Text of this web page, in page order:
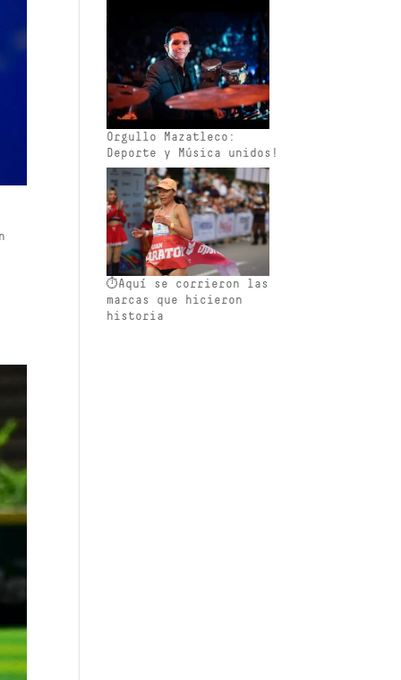
Orgullo Mazatleco:
Deporte y Música unidos!
⏱️Aquí se corrieron las
marcas que hicieron
historia